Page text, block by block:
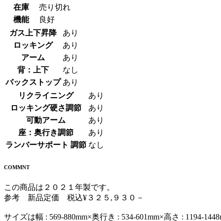
在庫
売り切れ
機能
良好
ガス上下昇降
あり
ロッキング
あり
アーム
あり
背：上下
なし
バックストップ あり
リクライニング
あり
ロッキング硬さ調節
あり
可動アーム
あり
座：奥行き調節
あり
ランバーサポート 調節 なし
COMMNT
この商品は２０２１年製です。
参考 新品定価 税込¥３２５,９３０－
サイズは幅 : 569-880mm×奥行き : 534-601mm×高さ : 1194-